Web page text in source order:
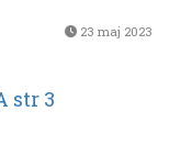
23 maj 2023
str 3